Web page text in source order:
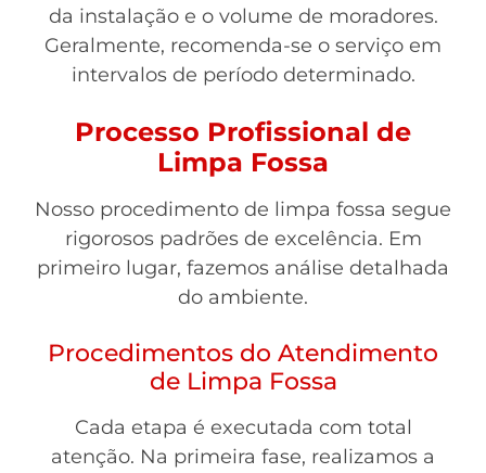
da instalação e o volume de moradores.
Geralmente, recomenda-se o serviço em
intervalos de período determinado.
Processo Profissional de
Limpa Fossa
Nosso procedimento de limpa fossa segue
rigorosos padrões de excelência. Em
primeiro lugar, fazemos análise detalhada
do ambiente.
Procedimentos do Atendimento
de Limpa Fossa
Cada etapa é executada com total
atenção. Na primeira fase, realizamos a